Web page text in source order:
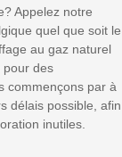
Appelez notre
quel que soit le
au gaz naturel
pour des
commençons par à
délais possible, afin
inutiles.